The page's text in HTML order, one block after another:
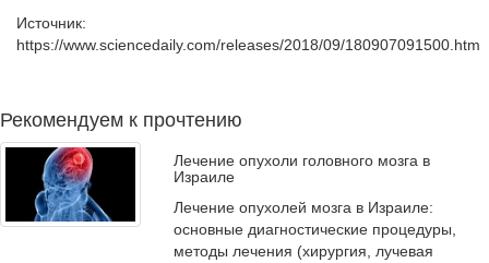
Источник:
https://www.sciencedaily.com/releases/2018/09/180907091500.htm
Рекомендуем к прочтению
Лечение опухоли головного мозга в
Израиле
Лечение опухолей мозга в Израиле:
основные диагностические процедуры,
методы лечения (хирургия, лучевая